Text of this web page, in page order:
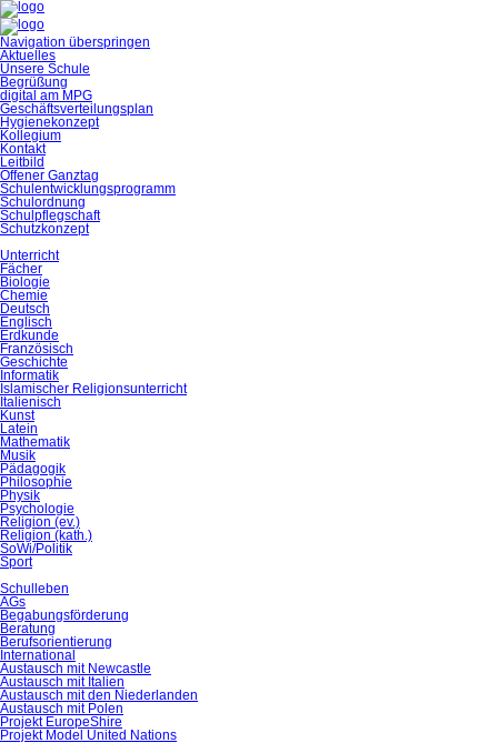
Navigation überspringen
Aktuelles
Unsere Schule
Begrüßung
digital am MPG
Geschäftsverteilungsplan
Hygienekonzept
Kollegium
Kontakt
Leitbild
Offener Ganztag
Schulentwicklungsprogramm
Schulordnung
Schulpflegschaft
Schutzkonzept
Unterricht
Fächer
Biologie
Chemie
Deutsch
Englisch
Erdkunde
Französisch
Geschichte
Informatik
Islamischer Religionsunterricht
Italienisch
Kunst
Latein
Mathematik
Musik
Pädagogik
Philosophie
Physik
Psychologie
Religion (ev.)
Religion (kath.)
SoWi/Politik
Sport
Schulleben
AGs
Begabungsförderung
Beratung
Berufsorientierung
International
Austausch mit Newcastle
Austausch mit Italien
Austausch mit den Niederlanden
Austausch mit Polen
Projekt EuropeShire
Projekt Model United Nations